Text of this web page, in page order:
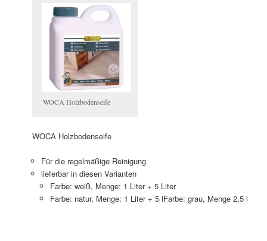
WOCA Holzbodenseife
WOCA Holzbodenseife
Für die regelmäßige Reinigung
lieferbar in diesen Varianten
Farbe: weiß, Menge: 1 Liter + 5 Liter
Farbe: natur, Menge: 1 Liter + 5 lFarbe: grau, Menge 2,5 l